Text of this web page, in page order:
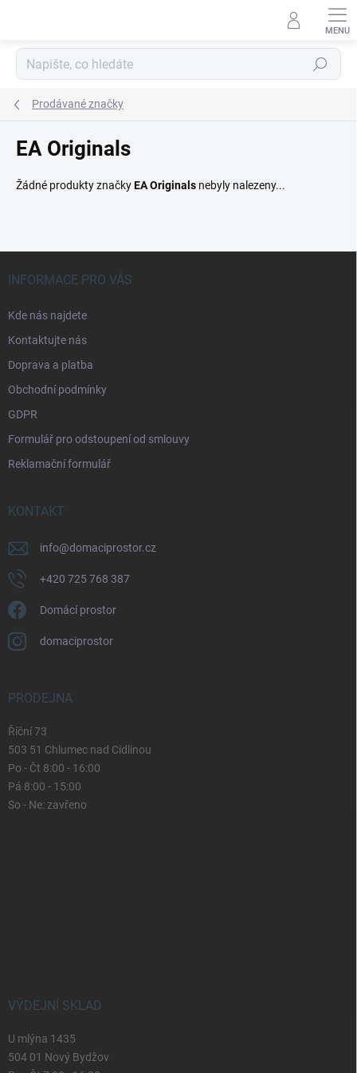
Hledat
Prodávané značky
EA Originals
Žádné produkty značkyEA Originals nebyly nalezeny...
INFORMACE PRO VÁS
Kde nás najdete
Kontaktujte nás
Doprava a platba
Obchodní podmínky
GDPR
Formulář pro odstoupení od smlouvy
Reklamační formulář
KONTAKT
info@domaciprostor.cz
+420 725 768 387
Domácí prostor
domaciprostor
PRODEJNA
Říční 73
503 51 Chlumec nad Cidlinou
Po - Čt 8:00 - 16:00
Pá 8:00 - 15:00
So - Ne: zavřeno
VÝDEJNÍ SKLAD
U mlýna 1435
504 01 Nový Bydžov